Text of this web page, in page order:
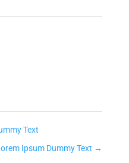
Text
Ipsum Dummy Text →